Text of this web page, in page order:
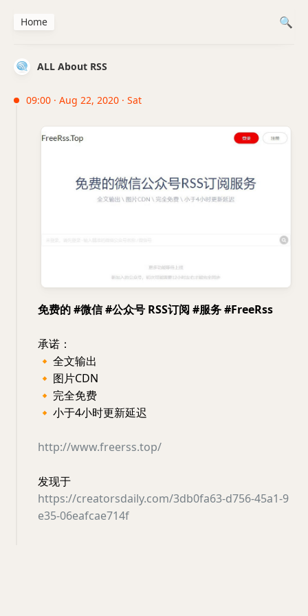
ALL About RSS
09:00 · Aug 22, 2020 · Sat
免费的 #微信 #公众号 RSS订阅 #服务 #FreeRss
承诺：
🔸 全文输出
🔸 图片CDN
🔸 完全免费
🔸 小于4小时更新延迟
http://www.freerss.top/
发现于
https://creatorsdaily.com/3db0fa63-d756-45a1-9
e35-06eafcae714f
Home